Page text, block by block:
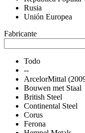
Rusia
Unión Europea
Fabricante
Todo
--
ArcelorMittal
Bouwen met Staal
British Steel
Continental Steel
Corus
Ferona